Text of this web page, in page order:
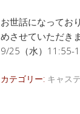
お世話になってお
めさせていただき
9/25（水）11:55-
カテゴリー: キャス